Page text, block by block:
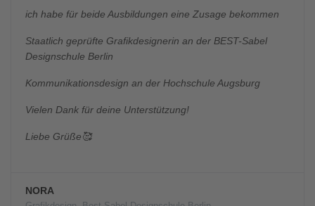
ich habe für beide Ausbildungen eine Zusage bekommen
Staatlich geprüfte Grafikdesignerin an der BEST-Sabel
Designschule Berlin
Kommunikationsdesign an der Hochschule Augsburg
Vielen Dank für deine Unterstützung!
Liebe Grüße🥰
NORA